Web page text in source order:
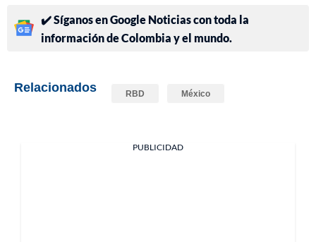
✔️ Síganos en Google Noticias con toda la
información de Colombia y el mundo.
Relacionados RBD México
PUBLICIDAD